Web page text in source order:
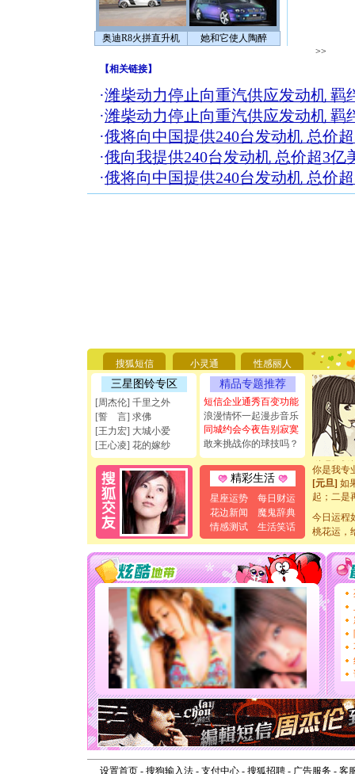
奥迪R8火拼直升机 她和它使人陶醉
>>
【相关链接】
·潍柴动力停止向重汽供应发动机 羁
·潍柴动力停止向重汽供应发动机 羁
·俄将向中国提供240台发动机 总价
·俄向我提供240台发动机 总价超3亿
·俄将向中国提供240台发动机 总价
搜狐短信 小灵通 性感丽人
三星图铃专区
[周杰伦] 千里之外
[誓 言] 求佛
[王力宏] 大城小爱
[王心凌] 花的嫁纱
精品专题推荐
短信企业通秀百变功能
浪漫情怀一起漫步音乐
同城约会今夜告别寂寞
敢来挑战你的球技吗？
精彩生活
星座运势
每日财运
花边新闻
魔鬼辞典
情感测试
生活笑话
要平安！
[圣诞节]
能正大光
天都要快
[圣诞节]
如意,快
[元旦]看
断电。爱
你是我专
[元旦] 如
起；二是
离。水晶
[元旦]当
泣，这痛
卖了。水
[春节]风
颜！冬
道一声平
[春节]
传
片叶子
送你一
[圣诞节]
你太多
要平安
[圣诞节]
能正大光
天都要快
[圣诞节]
如意,快
[元旦]看
断电。爱
今日运程
桃花运，
设置首页- 搜狗输入法- 支付中心- 搜狐招聘- 广告服务- 客